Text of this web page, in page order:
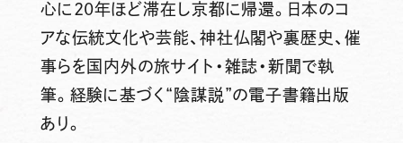
心に20年ほど滞在し京都に帰還。日本のコ
アな伝統文化や芸能、神社仏閣や裏歴史、催
事らを国内外の旅サイト・雑誌・新聞で執
筆。経験に基づく“陰謀説”の電子書籍出版
あり。